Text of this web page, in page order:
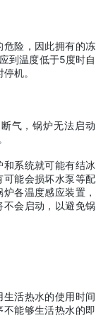
危险，因此拥有的冻
到温度低于5度时自
停机。
气，锅炉无法启动
系统就可能有结冰
能会损坏水泵等配
炉各温度感应装置，
不会启动，以避免锅
活热水的使用时间
不能够生活热水的即